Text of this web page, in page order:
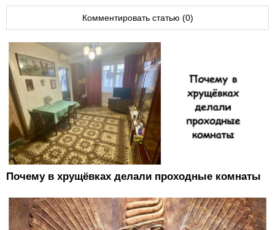
Комментировать статью (0)
Почему в хрущёвках делали проходные комнаты